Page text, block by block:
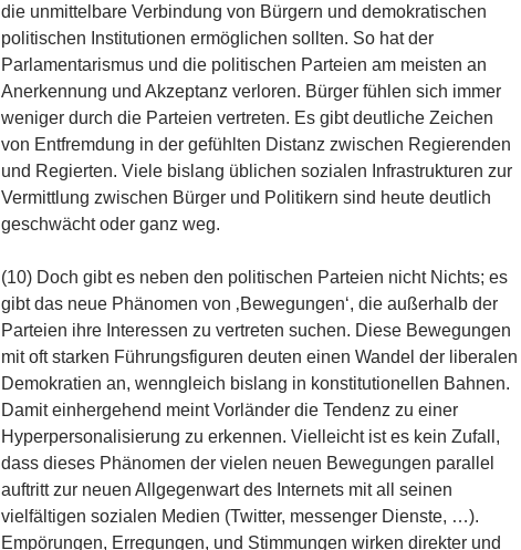
die unmittelbare Verbindung von Bürgern und demokratischen
politischen Institutionen ermöglichen sollten. So hat der
Parlamentarismus und die politischen Parteien am meisten an
Anerkennung und Akzeptanz verloren. Bürger fühlen sich immer
weniger durch die Parteien vertreten. Es gibt deutliche Zeichen
von Entfremdung in der gefühlten Distanz zwischen Regierenden
und Regierten. Viele bislang üblichen sozialen Infrastrukturen zur
Vermittlung zwischen Bürger und Politikern sind heute deutlich
geschwächt oder ganz weg.
(10) Doch gibt es neben den politischen Parteien nicht Nichts; es
gibt das neue Phänomen von ‚Bewegungen‘, die außerhalb der
Parteien ihre Interessen zu vertreten suchen. Diese Bewegungen
mit oft starken Führungsfiguren deuten einen Wandel der liberalen
Demokratien an, wenngleich bislang in konstitutionellen Bahnen.
Damit einhergehend meint Vorländer die Tendenz zu einer
Hyperpersonalisierung zu erkennen. Vielleicht ist es kein Zufall,
dass dieses Phänomen der vielen neuen Bewegungen parallel
auftritt zur neuen Allgegenwart des Internets mit all seinen
vielfältigen sozialen Medien (Twitter, messenger Dienste, …).
Empörungen, Erregungen, und Stimmungen wirken direkter und